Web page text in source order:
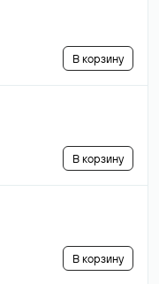
В корзину
В корзину
В корзину